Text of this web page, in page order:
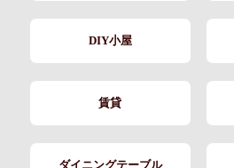
DIY小屋
賃貸
ダイニングテーブル